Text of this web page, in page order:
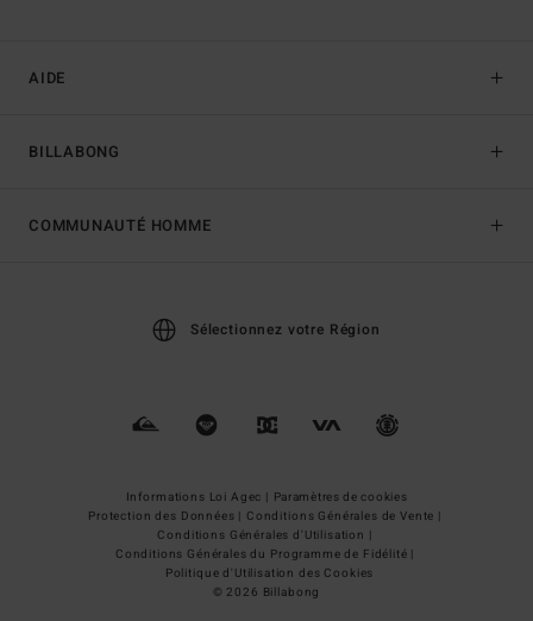
AIDE
BILLABONG
COMMUNAUTÉ HOMME
Sélectionnez votre Région
Informations Loi Agec | Paramètres de cookies
Protection des Données | Conditions Générales de Vente |
Conditions Générales d'Utilisation |
Conditions Générales du Programme de Fidélité |
Politique d'Utilisation des Cookies
© 2026 Billabong